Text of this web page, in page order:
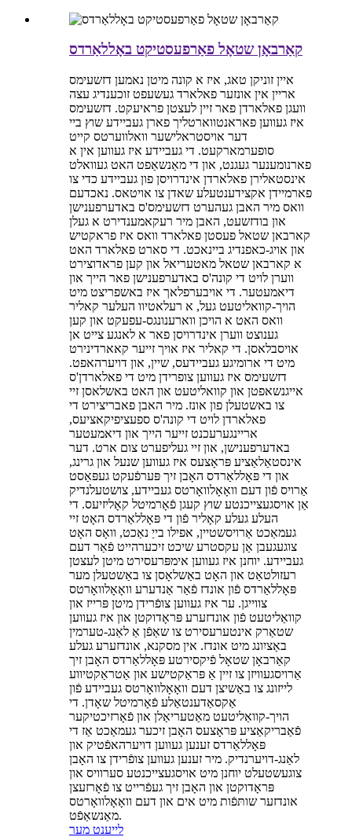
קאַרבאָן שטאָל פאַרפעסטיקט באָללאַרדס
איין זוניקן טאג, איז א קונה מיטן נאמען דזשעימס
אריין אין אונזער פאלארד געשעפט זוכענדיג עצה
וועגן פאלארדן פאר זיין לעצטן פראיעקט. דזשעימס
איז געווען פאראנטווארטליך פארן געביידע שוץ ביי
דער אויסטראלישער וואלווערטס קייט
סופערמארקעט. די געביידע איז געווען אין א
פארנומענער געגנט, און די מאַנשאַפט האט געוואלט
אינסטאלירן פאלארדן אינדרויסן פון געביידע כדי צו
פארמיידן אקצידענטעלע שאדן צו אויטאס. נאכדעם
וואס מיר האבן געהערט דזשעימס'ס באדערפענישן
און בודזשעט, האבן מיר רעקאמענדירט א געלן
קארבאן שטאל פעסטן פאלארד וואס איז פראקטיש
און אויג-כאפנדיג ביינאכט. די סארט פאלארד האט
א קארבאן שטאל מאטעריאל און קען פראדוצירט
ווערן לויט די קונה'ס באדערפענישן פאר הייך און
דיאמעטער. די אויבערפלאך איז באשפריצט ​​מיט
הויך-קוואליטעט געל, א רעלאטיוו העלער קאליר
וואס האט א הויכן ווארענונגס-עפעקט און קען
גענוצט ווערן אינדרויסן פאר א לאנגע צייט אן
אויסבלאסן. די קאליר איז אויך זייער קאארדינירט
מיט די ארומיגע געביידעס, שיין, און דויערהאפט.
דזשעימס איז געווען צופרידן מיט די פאלארדן'ס
אייגנשאפטן און קוואליטעט און האט באשלאסן זיי
צו באשטעלן פון אונז. מיר האבן פאבריצירט די
פאלארדן לויט די קונה'ס ספעציפיקאציעס,
אריינגערעכנט זייער הייך און דיאמעטער
באדערפענישן, און זיי געליפערט צום ארט. דער
אינסטאַלאַציע פּראָצעס איז געווען שנעל און גרינג,
און די פּאָללאַרדס האָבן זיך פּערפֿעקט געפּאַסט
אַרויס פֿון דעם וואָאָלוואָרטס געביידע, צושטעלנדיק
אַן אויסגעצייכנטע שוץ קעגן פֿאָרמיטל קאָליזיעס. די
העלע געלע קאָליר פֿון די פּאָללאַרדס האָט זיי
געמאַכט אַרויסשטיין, אפילו בייַ נאַכט, וואָס האָט
צוגעגעבן אַן עקסטרע שיכט זיכערהייט פֿאַר דעם
געביידע. יוחנן איז געווען אימפּרעסירט מיטן לעצטן
רעזולטאַט און האָט באַשלאָסן צו באַשטעלן מער
פּאָללאַרדס פֿון אונדז פֿאַר אַנדערע וואָאָלוואָרטס
צווייגן. ער איז געווען צופֿרידן מיטן פּרייז און
קוואַליטעט פֿון אונדזערע פּראָדוקטן און איז געווען
שטאַרק אינטערעסירט צו שאַפֿן אַ לאַנג-טערמין
באַציִונג מיט אונדז. אין מסקנא, אונדזערע געלע
קאַרבאָן שטאָל פֿיקסירטע פּאָללאַרדס האָבן זיך
אַרויסגעוויזן צו זיין אַ פּראַקטישע און אַטראַקטיווע
לייזונג צו באַשיצן דעם וואָאָלוואָרטס געביידע פֿון
אַקסאַדענטאַלע פֿאָרמיטל שאָדן. די
הויך-קוואַליטעט מאַטעריאַלן און פֿאָרזיכטיקער
פֿאַבריקאַציע פּראָצעס האָבן זיכער געמאַכט אַז די
פּאָללאַרדס זענען געווען דויערהאפֿטיק און
לאַנג-דויערנדיק. מיר זענען געווען צופֿרידן צו האָבן
צוגעשטעלט יוחנן מיט אויסגעצייכנטע סערוויס און
פּראָדוקטן און האָבן זיך געפֿרייט צו פֿאָרזעצן
אונדזער שותּפֿות מיט אים און דעם וואָאָלוואָרטס
מאַנשאַפֿט.
לייענט מער